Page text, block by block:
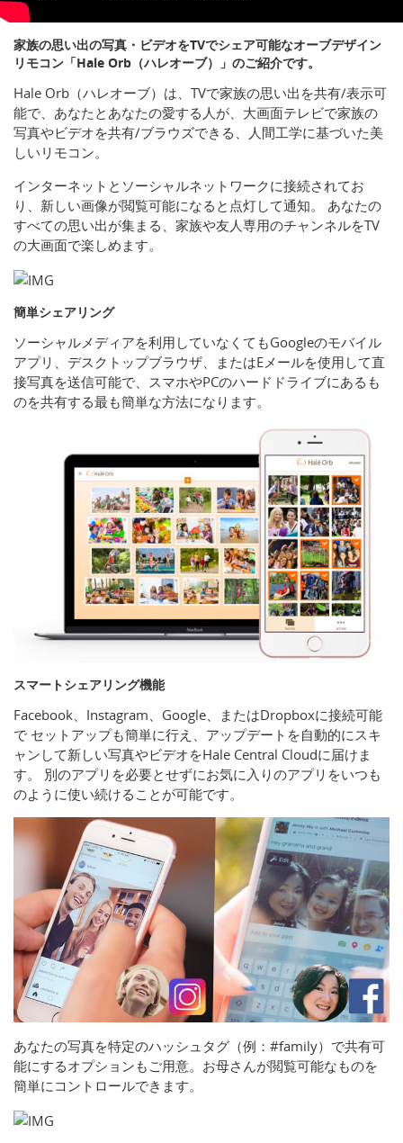
家族の思い出の写真・ビデオをTVでシェア可能なオーブデザイン
リモコン「Hale Orb（ハレオーブ）」のご紹介です。
Hale Orb（ハレオーブ）は、TVで家族の思い出を共有/表示可
能で、あなたとあなたの愛する人が、大画面テレビで家族の
写真やビデオを共有/ブラウズできる、人間工学に基づいた美
しいリモコン。
インターネットとソーシャルネットワークに接続されてお
り、新しい画像が閲覧可能になると点灯して通知。 あなたの
すべての思い出が集まる、家族や友人専用のチャンネルをTV
の大画面で楽しめます。
簡単シェアリング
ソーシャルメディアを利用していなくてもGoogleのモバイル
アプリ、デスクトップブラウザ、またはEメールを使用して直
接写真を送信可能で、スマホやPCのハードドライブにあるも
のを共有する最も簡単な方法になります。
スマートシェアリング機能
Facebook、Instagram、Google、またはDropboxに接続可能
で セットアップも簡単に行え、アップデートを自動的にスキ
ャンして新しい写真やビデオをHale Central Cloudに届けま
す。 別のアプリを必要とせずにお気に入りのアプリをいつも
のように使い続けることが可能です。
あなたの写真を特定のハッシュタグ（例：#family）で共有可
能にするオプションもご用意。お母さんが閲覧可能なものを
簡単にコントロールできます。